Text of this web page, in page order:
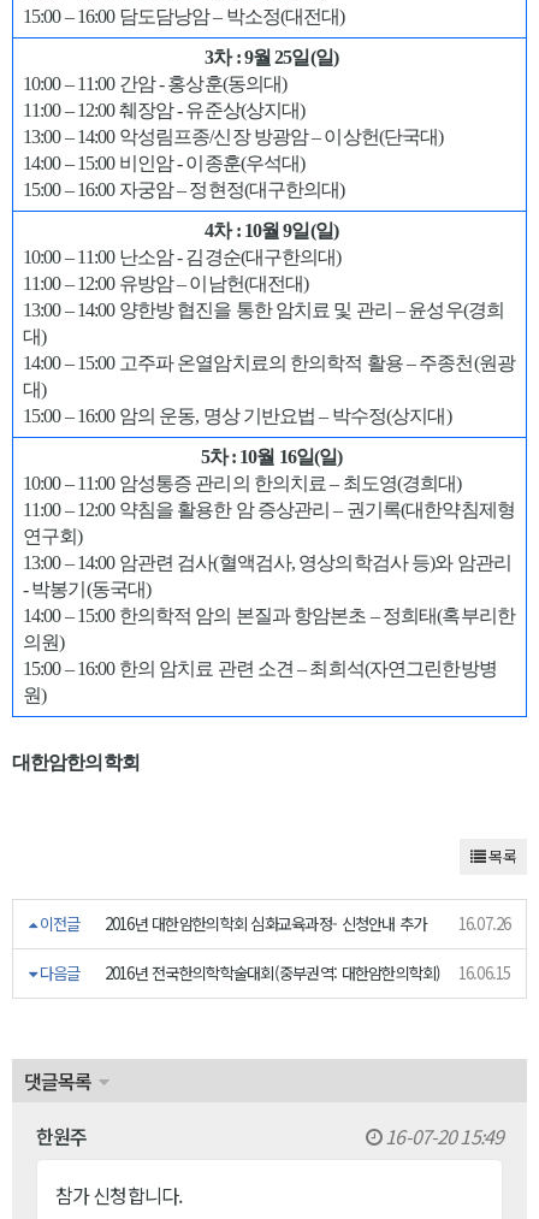
15:00 – 16:00 담도담낭암 – 박소정(대전대)
3차 : 9월 25일(일)
10:00 – 11:00 간암 - 홍상훈(동의대)
11:00 – 12:00 췌장암 - 유준상(상지대)
13:00 – 14:00 악성림프종/신장 방광암 – 이상헌(단국대)
14:00 – 15:00 비인암 - 이종훈(우석대)
15:00 – 16:00 자궁암 – 정현정(대구한의대)
4차 : 10월 9일(일)
10:00 – 11:00 난소암 - 김경순(대구한의대)
11:00 – 12:00 유방암 – 이남헌(대전대)
13:00 – 14:00 양한방 협진을 통한 암치료 및 관리 – 윤성우(경희
대)
14:00 – 15:00 고주파 온열암치료의 한의학적 활용 – 주종천(원광
대)
15:00 – 16:00 암의 운동, 명상 기반요법 – 박수정(상지대)
5차 : 10월 16일(일)
10:00 – 11:00 암성통증 관리의 한의치료 – 최도영(경희대)
11:00 – 12:00 약침을 활용한 암 증상관리 – 권기록(대한약침제형
연구회)
13:00 – 14:00 암관련 검사(혈액검사, 영상의학검사 등)와 암관리
- 박봉기(동국대)
14:00 – 15:00 한의학적 암의 본질과 항암본초 – 정희태(혹부리한
의원)
15:00 – 16:00 한의 암치료 관련 소견 – 최희석(자연그린한방병
원)
대한암한의학회
목록
이전글 2016년 대한암한의학회 심화교육과정- 신청안내 추가 16.07.26
다음글 2016년 전국한의학학술대회(중부권역: 대한암한의학회) 16.06.15
댓글목록
한원주
16-07-20 15:49
참가 신청합니다.